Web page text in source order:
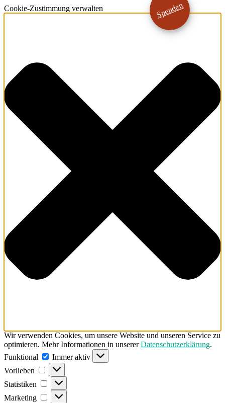
Cookie-Zustimmung verwalten
Wir verwenden Cookies, um unsere Website und unseren Service zu
optimieren. Mehr Informationen in unsererDatenschutzerklärung.
Funktional
Funktional
Immer aktiv
Vorlieben
Vorlieben
Statistiken Statistiken
Marketing Marketing
Spenden